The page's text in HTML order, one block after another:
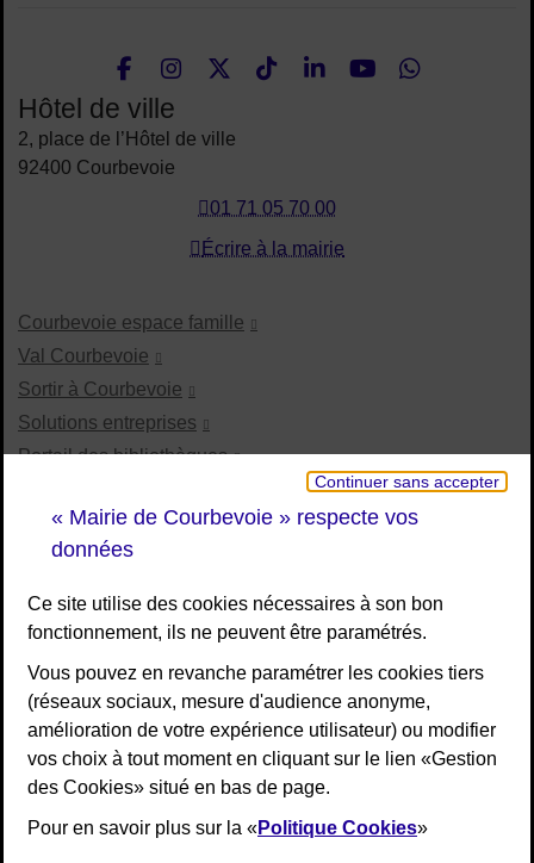
Continuer sans accepter
« Mairie de Courbevoie » respecte vos
données
Ce site utilise des cookies nécessaires à son bon
fonctionnement, ils ne peuvent être paramétrés.
Vous pouvez en revanche paramétrer les cookies tiers
(réseaux sociaux, mesure d'audience anonyme,
amélioration de votre expérience utilisateur) ou modifier
vos choix à tout moment en cliquant sur le lien «Gestion
des Cookies» situé en bas de page.
Pour en savoir plus sur la «Politique Cookies»
Nous suivre
FacebookInstagramTwitterTikTokLinkedIn
Hôtel de ville
2, place de l’Hôtel de ville
92400 Courbevoie
01 71 05 70 00
Écrire à la mairie
Courbevoie espace famille
Val Courbevoie
Sortir à Courbevoie
Solutions entreprises
Portail des bibliothèques
Je participe Courbevoie
Associations
RESTEZ INFORMÉ
Newsletter
Flux RSS